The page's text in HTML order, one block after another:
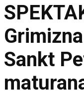
Sankt